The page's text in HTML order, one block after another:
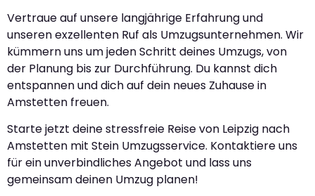
Vertraue auf unsere langjährige Erfahrung und
unseren exzellenten Ruf als Umzugsunternehmen. Wir
kümmern uns um jeden Schritt deines Umzugs, von
der Planung bis zur Durchführung. Du kannst dich
entspannen und dich auf dein neues Zuhause in
Amstetten freuen.
Starte jetzt deine stressfreie Reise von Leipzig nach
Amstetten mit Stein Umzugsservice. Kontaktiere uns
für ein unverbindliches Angebot und lass uns
gemeinsam deinen Umzug planen!